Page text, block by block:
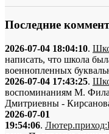
Последние
2026-07-04 18:04:10.
написать, что школа
военнопленных
2026-07-04 17:43:25.
воспоминаниям М.
Дмитриевны -
2026-07-01
19:54:06.